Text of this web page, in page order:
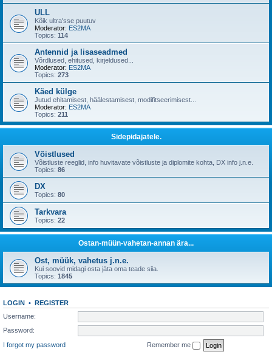
ULL
Kõik ultra'sse puutuv
Moderator: ES2MA
Topics: 114
Antennid ja lisaseadmed
Võrdlused, ehitused, kirjeldused...
Moderator: ES2MA
Topics: 273
Käed külge
Jutud ehitamisest, häälestamisest, modifitseerimisest...
Moderator: ES2MA
Topics: 211
Sidepidajatele.
Võistlused
Võistluste reeglid, info huvitavate võistluste ja diplomite kohta, DX info j.n.e.
Topics: 86
DX
Topics: 80
Tarkvara
Topics: 22
Ostan-müün-vahetan-annan ära...
Ost, müük, vahetus j.n.e.
Kui soovid midagi osta jäta oma teade siia.
Topics: 1845
LOGIN • REGISTER
Username:
Password:
I forgot my password
Remember me